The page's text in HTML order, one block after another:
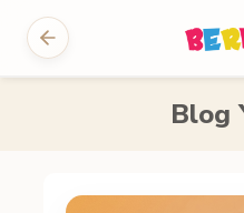
Blog